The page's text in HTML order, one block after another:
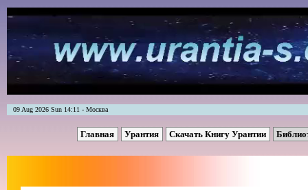
09 Aug 2026 Sun 14:11 - Москва
Главная Урантия Скачать Книгу Урантии